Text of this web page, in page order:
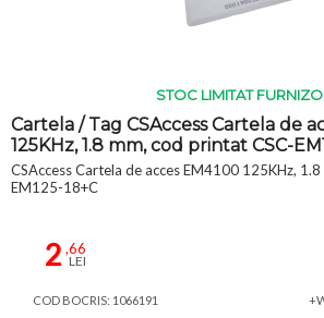
STOC LIMITAT
Cartela / Tag CSAccess Cartela de
125KHz, 1.8 mm, cod printat CSC-
CSAccess Cartela de acces EM4100 125KHz,
EM125-18+C
2,66
LEI
COD BOCRIS: 1066191